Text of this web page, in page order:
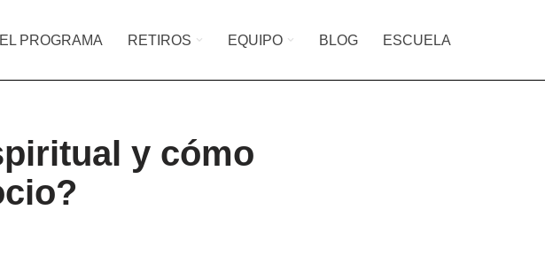
EL PROGRAMA RETIROS EQUIPO BLOG ESCUELA
y cómo